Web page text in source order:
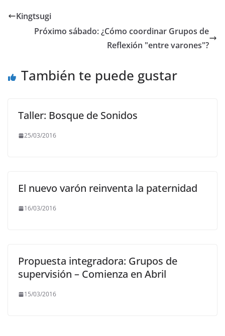
e
b
k
A a
m
Li
n
Kingtsugi
Próximo sábado: ¿Cómo coordinar Grupos de
Reflexión "entre varones"?
También te puede gustar
Taller: Bosque de Sonidos
25/03/2016
El nuevo varón reinventa la paternidad
16/03/2016
Propuesta integradora: Grupos de
supervisión – Comienza en Abril
15/03/2016